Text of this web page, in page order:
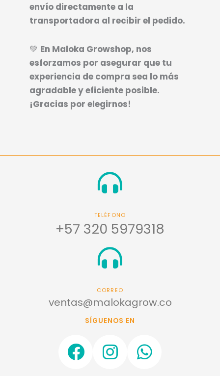
envío directamente a la
transportadora al recibir el pedido.
💚 En Maloka Growshop, nos
esforzamos por asegurar que tu
experiencia de compra sea lo más
agradable y eficiente posible.
¡Gracias por elegirnos!
TELÉFONO
+57 320 5979318
CORREO
ventas@malokagrow.co
SÍGUENOS EN
F
a
I
n
W
h